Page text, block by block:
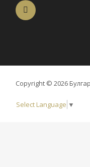
Copyright © 2026
Select Language ▼